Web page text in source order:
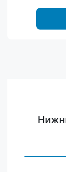
сервер